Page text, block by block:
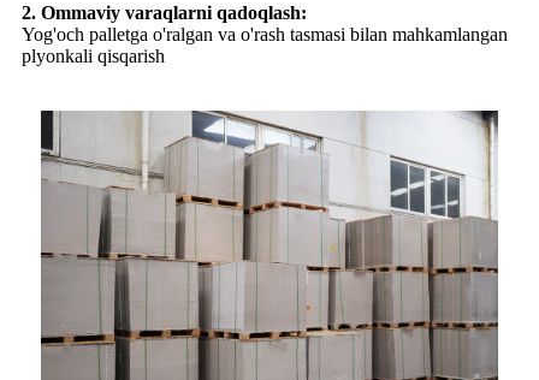
2. Ommaviy varaqlarni qadoqlash:
Yog'och palletga o'ralgan va o'rash tasmasi bilan mahkamlangan
plyonkali qisqarish